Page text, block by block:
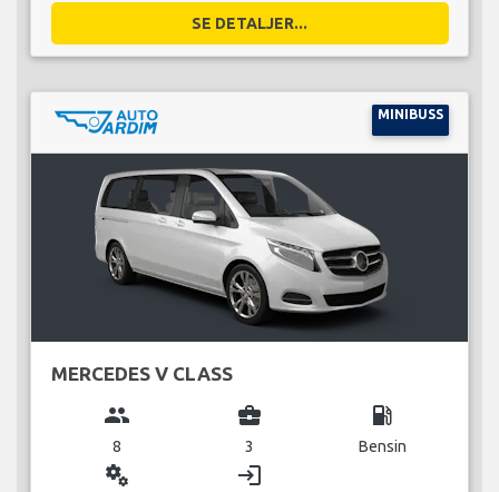
SE DETALJER...
MINIBUSS
MERCEDES V CLASS
group
8
business_center
3
local_gas_station
Bensin
miscellaneous_services login